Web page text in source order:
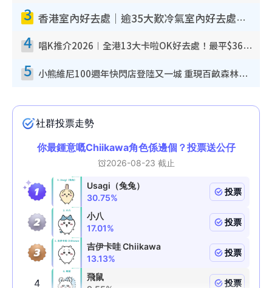
3 香港室內好去處｜逾35大歎冷氣室內好去處推介 室內活動免費避雨無懼落雨
4 唱K推介2026︱全港13大卡啦OK好去處！最平$36起 日文K都有！(附地址+收費詳情)
5 小熊維尼100週年快閃店登陸又一城 重現百畝森林經典場景／獨家限定盲盒登場／專屬DIY香水